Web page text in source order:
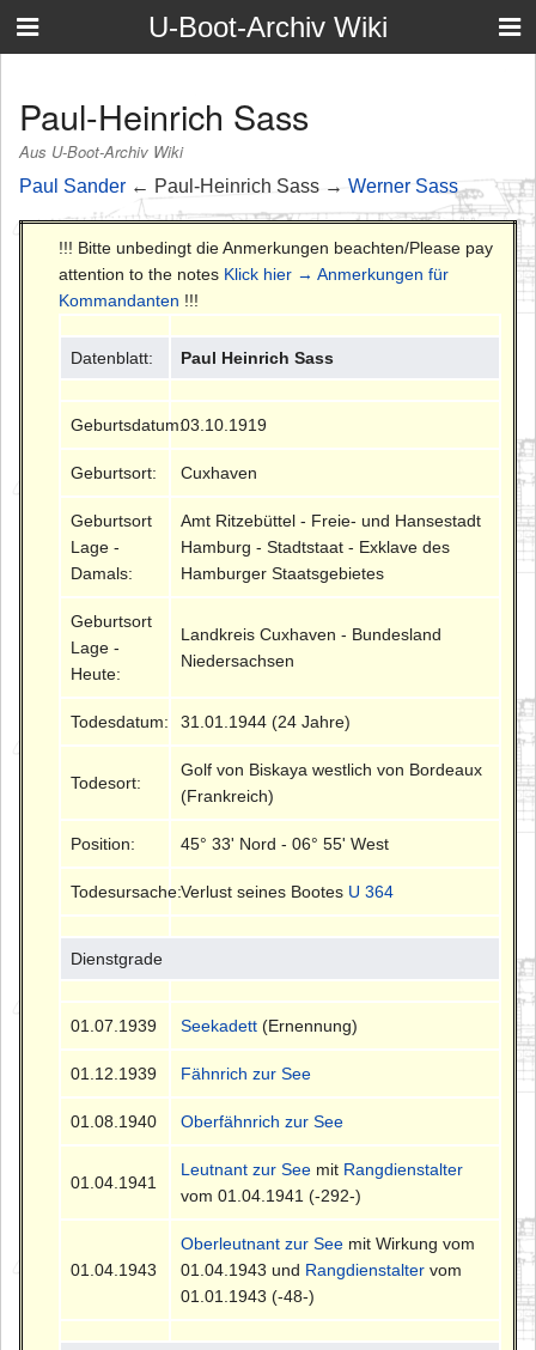
U-Boot-Archiv Wiki
Paul-Heinrich Sass
Aus U-Boot-Archiv Wiki
Paul Sander ← Paul-Heinrich Sass → Werner Sass
!!! Bitte unbedingt die Anmerkungen beachten/Please pay
attention to the notes Klick hier → Anmerkungen für
Kommandanten !!!
Datenblatt: Paul Heinrich Sass
Geburtsdatum:03.10.1919
Geburtsort: Cuxhaven
Geburtsort
Lage -
Damals:
Amt Ritzebüttel - Freie- und Hansestadt
Hamburg - Stadtstaat - Exklave des
Hamburger Staatsgebietes
Geburtsort
Lage -
Heute:
Landkreis Cuxhaven - Bundesland
Niedersachsen
Todesdatum: 31.01.1944 (24 Jahre)
Todesort:
Golf von Biskaya westlich von Bordeaux
(Frankreich)
Position: 45° 33' Nord - 06° 55' West
Todesursache:Verlust seines Bootes U 364
Dienstgrade
01.07.1939 Seekadett (Ernennung)
01.12.1939 Fähnrich zur See
01.08.1940 Oberfähnrich zur See
01.04.1941
Leutnant zur See mit Rangdienstalter
vom 01.04.1941 (-292-)
01.04.1943
Oberleutnant zur See mit Wirkung vom
01.04.1943 und Rangdienstalter vom
01.01.1943 (-48-)